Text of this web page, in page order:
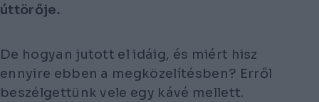
úttörője.
De hogyan jutott el idáig, és miért hisz
ennyire ebben a megközelítésben? Erről
beszélgettünk vele egy kávé mellett.